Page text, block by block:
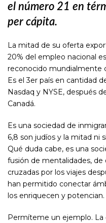
el número 21 en
per cápita.
La mitad de su oferta
20% del empleo nacional
reconocido mundialmente
Es el 3er país en cantidad
Nasdaq y NYSE, después
Canadá.
Es una sociedad de
6,8 son judíos y la mitad ni
Qué duda cabe, es una
fusión de mentalidades, de
cruzadas por los viajes
han permitido conectar
los enriquecen y potencian.
Permíteme un ejemplo. La